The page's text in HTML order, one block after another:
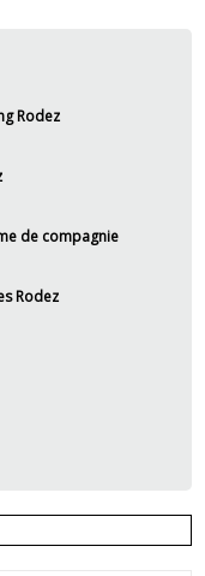
Rodez
de compagnie
Rodez